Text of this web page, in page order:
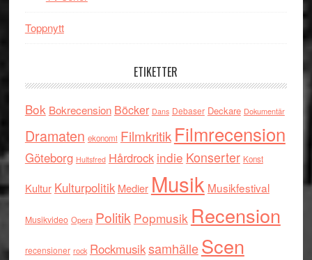
Toppnytt
ETIKETTER
Bok Bokrecension Böcker Dans Debaser Deckare Dokumentär
Dramaten ekonomi Filmkritik Filmrecension
Göteborg Hultsfred Hårdrock indie Konserter Konst
Kultur Kulturpolitik Medier Musik Musikfestival
Musikvideo Opera Politik Popmusik Recension
recensioner rock RockmusiksamhälleScen